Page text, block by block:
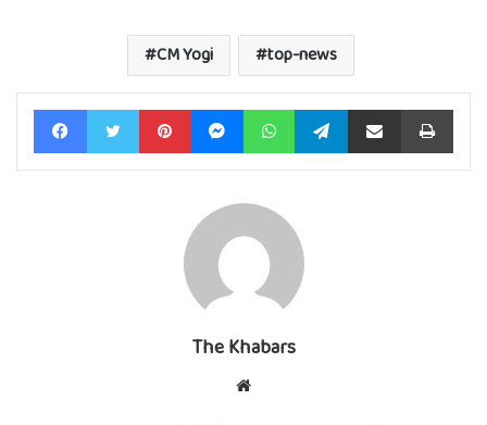
CM Yogi top-news
FacebookTwitter PinterestMessengerWhatsAppTelegramShare via Email Print
The Khabars
Website